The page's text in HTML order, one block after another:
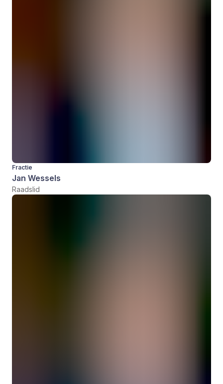
Fractie
Jan Wessels
Raadslid